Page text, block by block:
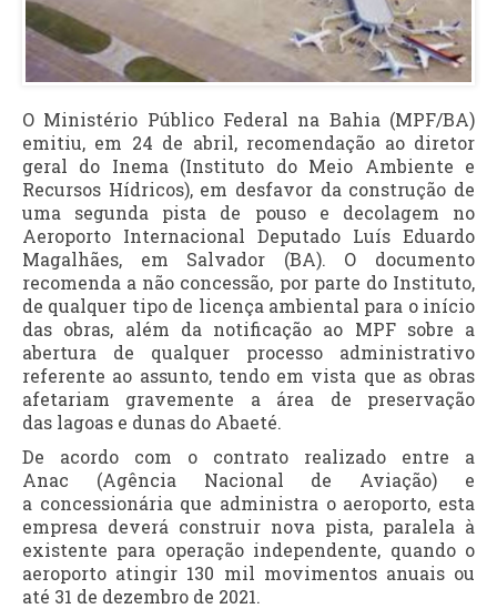
O Ministério Público Federal na Bahia (MPF/BA)
emitiu, em 24 de abril, recomendação ao diretor
geral do Inema (Instituto do Meio Ambiente e
Recursos Hídricos), em desfavor da construção de
uma segunda pista de pouso e decolagem no
Aeroporto Internacional Deputado Luís Eduardo
Magalhães, em Salvador (BA). O documento
recomenda a não concessão, por parte do Instituto,
de qualquer tipo de licença ambiental para o início
das obras, além da notificação ao MPF sobre a
abertura de qualquer processo administrativo
referente ao assunto, tendo em vista que as obras
afetariam gravemente a área de preservação
das lagoas e dunas do Abaeté.
De acordo com o contrato realizado entre a
Anac (Agência Nacional de Aviação) e
a concessionária que administra o aeroporto, esta
empresa deverá construir nova pista, paralela à
existente para operação independente, quando o
aeroporto atingir 130 mil movimentos anuais ou
até 31 de dezembro de 2021.